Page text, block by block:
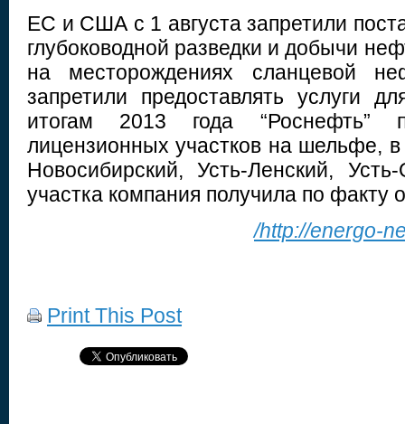
ЕС и США с 1 августа запретили
глубоководной разведки и добычи
на месторождениях сланцевой
запретили предоставлять услуги
итогам 2013 года “Роснефть”
лицензионных участков на шельфе,
Новосибирский, Усть-Ленский,
участка компания получила по факту
/http://energo-
Print This Post